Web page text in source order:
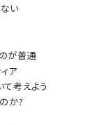
い
が普通
ア
考えよう
か?